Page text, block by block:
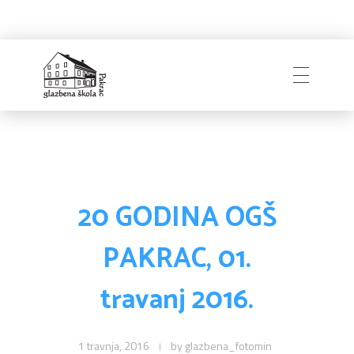
Djelatnici i uprava
Zapošljavanje
20 GODINA OGŠ
PAKRAC, 01.
travanj 2016.
1 travnja, 2016 by glazbena_fotomin